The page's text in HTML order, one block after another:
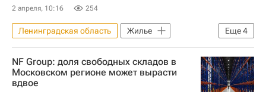
Москомархитектура
Отставки и назначения - Новости
ГК "А101"
Девелоперы
2 апреля, 10:16 254
Еще4
Ленинградская область
Жилье
Москва
Московская область (Подмосковье)
"Дом.РФ"
NF Group: доля свободных складов в
Московском регионе может вырасти
вдвое